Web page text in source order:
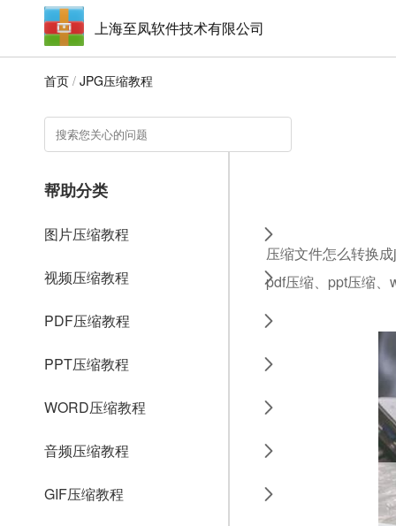
上海至凤软件技术有限公司
首页 / JPG压缩教程
帮助分类
图片压缩教程
视频压缩教程
PDF压缩教程
PPT压缩教程
WORD压缩教程
音频压缩教程
GIF压缩教程
压缩文件怎么转换
pdf压缩、ppt压缩